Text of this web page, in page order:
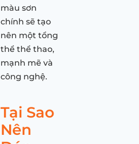
màu sơn
chính sẽ tạo
nên một tổng
thể thể thao,
mạnh mẽ và
công nghệ.
Tại Sao
Nên